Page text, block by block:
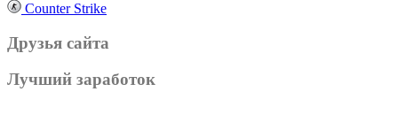
Counter Strike
Друзья сайта
Лучший заработок